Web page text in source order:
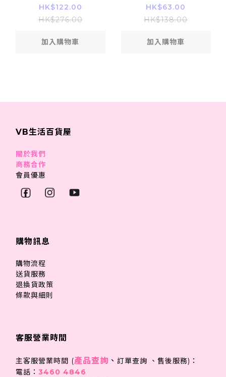
瘡神奇貼 (3.0Ver) 加
強版 (60片)(粉紅色)
祛痘 粉刺 抗菌 去紅
HK$122.00
HK$276.00
加入購物車
(3.0Ver) 加強版 60片
(粉紅色)(920573)(原
痘肌
HK$63.00
HK$138.00
加入購物車
VB生活百貨屋
關於我們
商務合作
會員優惠
購物訊息
購物流程
送貨服務
退換貨政策
條款與細則
客服營業時間
主客服營業時間 (產品查詢 、 訂單查詢 、售後服務)：
電話： 3460 4846